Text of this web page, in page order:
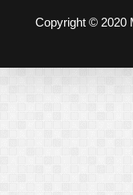
Copyright © 2020